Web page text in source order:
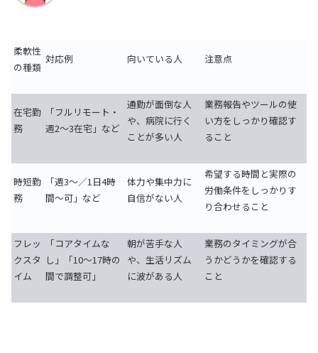
柔軟性
の種類
対応例 向いている人 注意点
在宅勤
務
「フルリモート・
週2〜3在宅」など
通勤が面倒な人
や、病院に行く
ことが多い人
業務報告やツールの使
い方をしっかり確認す
ること
時短勤
務
「週3〜／1日4時
間〜可」など
体力や集中力に
自信がない人
希望する時間と実際の
労働条件をしっかりす
り合わせること
フレッ
クスタ
イム
「コアタイムな
し」「10〜17時の
間で調整可」
朝が苦手な人
や、生活リズム
に波がある人
業務のタイミングが合
うかどうかを確認する
こと